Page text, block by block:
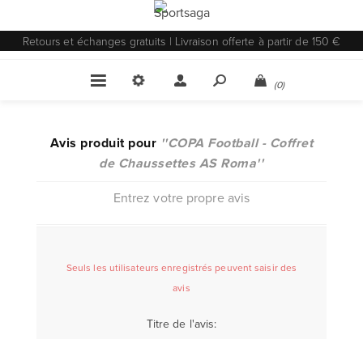
Retours et échanges gratuits | Livraison offerte à partir de 150 €
(0)
Avis produit pour COPA Football - Coffret
de Chaussettes AS Roma
Entrez votre propre avis
Seuls les utilisateurs enregistrés peuvent saisir des
avis
Titre de l'avis: